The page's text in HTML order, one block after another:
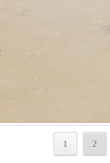
1 2